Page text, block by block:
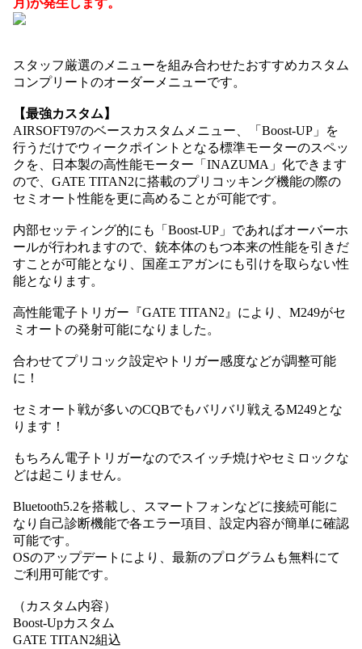
月)が発生します。
スタッフ厳選のメニューを組み合わせたおすすめカスタム
コンプリートのオーダーメニューです。
【最強カスタム】
AIRSOFT97のベースカスタムメニュー、「Boost-UP」を
行うだけでウィークポイントとなる標準モーターのスペッ
クを、日本製の高性能モーター「INAZUMA」化できます
ので、GATE TITAN2に搭載のプリコッキング機能の際の
セミオート性能を更に高めることが可能です。
内部セッティング的にも「Boost-UP」であればオーバーホ
ールが行われますので、銃本体のもつ本来の性能を引きだ
すことが可能となり、国産エアガンにも引けを取らない性
能となります。
高性能電子トリガー『GATE TITAN2』により、M249がセ
ミオートの発射可能になりました。
合わせてプリコック設定やトリガー感度などが調整可能
に！
セミオート戦が多いのCQBでもバリバリ戦えるM249とな
ります！
もちろん電子トリガーなのでスイッチ焼けやセミロックな
どは起こりません。
Bluetooth5.2を搭載し、スマートフォンなどに接続可能に
なり自己診断機能で各エラー項目、設定内容が簡単に確認
可能です。
OSのアップデートにより、最新のプログラムも無料にて
ご利用可能です。
（カスタム内容）
Boost-Upカスタム
GATE TITAN2組込